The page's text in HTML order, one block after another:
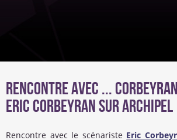
Rencontre avec ... Corbeyran
Eric Corbeyran sur Archipel
Rencontre avec le scénariste Eric